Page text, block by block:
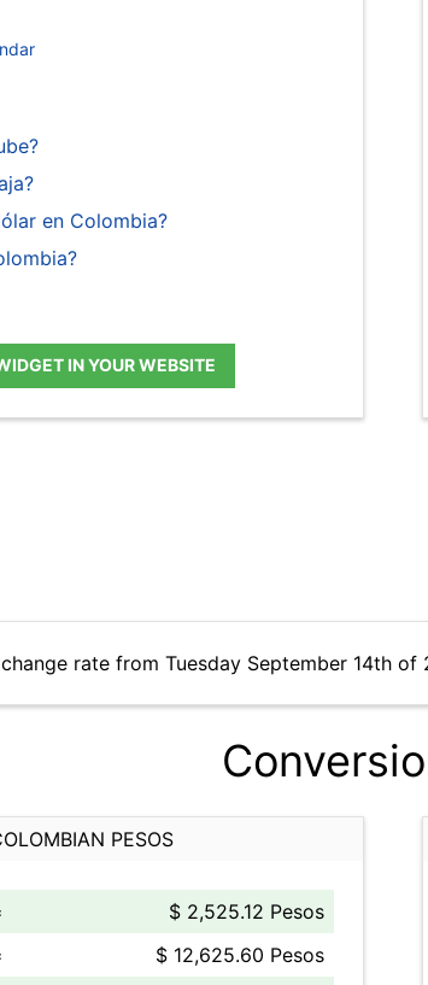
en Colombia?
IN YOUR WEBSITE
rate from Tuesday September 14th
PESOS
$ 2,525.12 Pesos
$ 12,625.60 Pesos